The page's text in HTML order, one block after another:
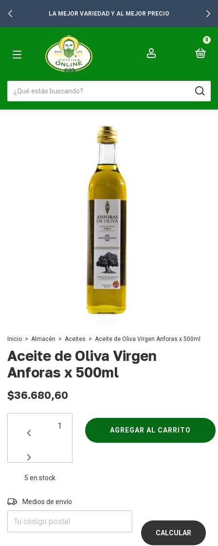
LA MEJOR VARIEDAD Y AL MEJOR PRECIO
0
Inicio > Almacén > Aceites > Aceite de Oliva Virgen Anforas x 500ml
Aceite de Oliva Virgen
Anforas x 500ml
$36.680,60
5 en stock
Entregas para el CP:
Medios de envío
CALCULAR